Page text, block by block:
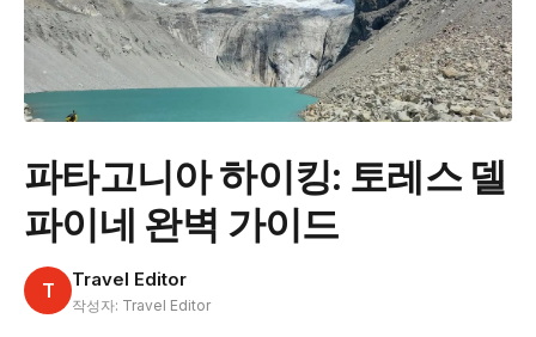
파타고니아 하이킹: 토레스 델
파이네 완벽 가이드
T Travel Editor
작성자: Travel Editor